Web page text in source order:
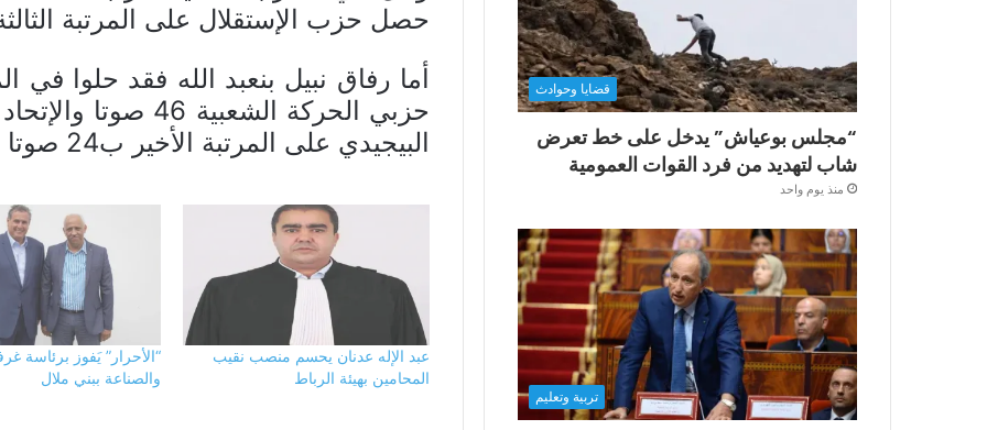
حصل حزب الإستقلال على المرتبة الثالثة ب 91
البيجيدي على المرتبة الأخير ب24 صوتا .
عبد الإله عدنان يحسم منصب نقيب
المحامين بهيئة الرباط
“الأحرار” يَفوز برئاسة
والصناعة ببني ملال
قضايا وحوادث
“مجلس بوعياش” يدخل على خط تعرض
شاب لتهديد من فرد القوات العمومية
منذ يوم واحد
تربية وتعليم